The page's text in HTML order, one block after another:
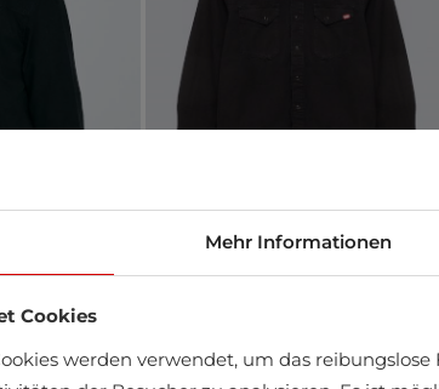
Mehr Informationen
Cookies
werden verwendet, um das